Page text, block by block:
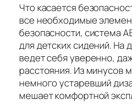
Что касается
все необходимые
безопасности, система
для детских сидений. На
ведет себя уверенно,
расстояния. Из минусов
немного устаревший
мешает комфортной